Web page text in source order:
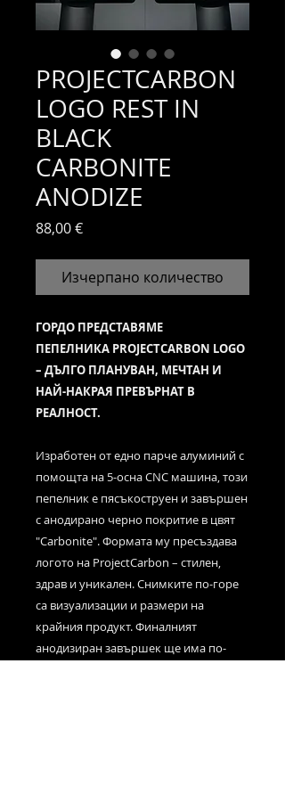
PROJECTCARBON
LOGO REST IN
BLACK
CARBONITE
ANODIZE
88,00 €Цена
Изчерпано количество
ГОРДО ПРЕДСТАВЯМЕ
ПЕПЕЛНИКA PROJECTCARBON LOGO
– ДЪЛГО ПЛАНУВАН, МЕЧТАН И
НАЙ-НАКРАЯ ПРЕВЪРНАТ В
РЕАЛНОСТ.
Изработен от едно парче алуминий с
помощта на 5-осна CNC машина, този
пепелник е пясъкоструен и завършен
с анодирано черно покритие в цвят
"Carbonite". Формата му пресъздава
логото на ProjectCarbon – стилен,
здрав и уникален. Снимките по-горе
са визуализации и размери на
крайния продукт. Финалният
анодизиран завършек ще има по-